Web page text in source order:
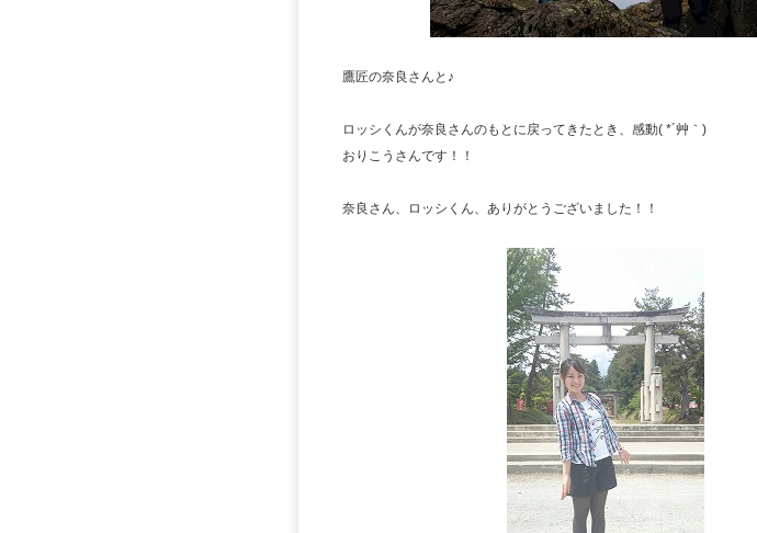
鷹匠の奈良さんと♪
ロッシくんが奈良さんのもとに戻ってきたとき、感動( *´艸｀)
おりこうさんです！！
奈良さん、ロッシくん、ありがとうございました！！